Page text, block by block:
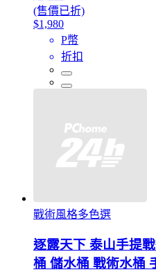
(售價已折)
$1,980
P幣
折扣
戰術風格多色選
逐露天下 泰山手提
桶 儲水桶 戰術水桶